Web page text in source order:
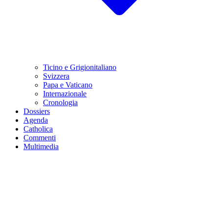
Ticino e Grigionitaliano
Svizzera
Papa e Vaticano
Internazionale
Cronologia
Dossiers
Agenda
Catholica
Commenti
Multimedia